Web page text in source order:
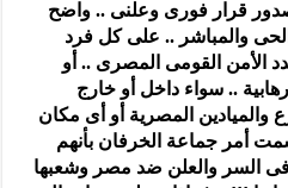
صدور قرار فورى وعلنى .. واضح
والمباشر .. على كل فرد
الأمن القومى المصرى .. أو
.. سواء داخل أو خارج
والميادين المصرية أو أى مكان
أمر جماعة الخرفان بأنهم
السر والعلن ضد مصر وشعبها